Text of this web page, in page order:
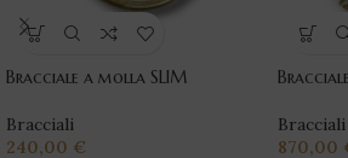
Bracciale a molla SLIM
Bracciali
240,00 €
Bracciali
870,00